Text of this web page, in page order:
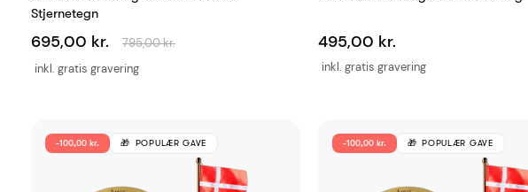
Stjernetegn
inkl. gratis gravering
695,00 kr. 795,00 kr.
inkl. gratis gravering
495,00 kr.
-100,00 kr. POPULÆR GAVE -100,00 kr. POPULÆR GAVE